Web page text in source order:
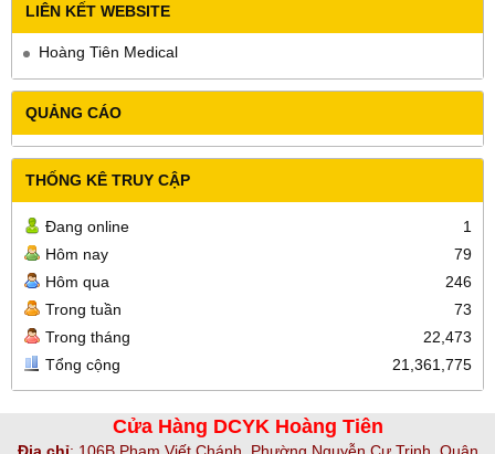
LIÊN KẾT WEBSITE
Hoàng Tiên Medical
QUẢNG CÁO
THỐNG KÊ TRUY CẬP
Đang online
1
Hôm nay
79
Hôm qua
246
Trong tuần
73
Trong tháng
22,473
Tổng cộng
21,361,775
Cửa Hàng DCYK Hoàng Tiên
Địa chỉ: 106B Phạm Viết Chánh, Phường Nguyễn Cư Trinh, Quận